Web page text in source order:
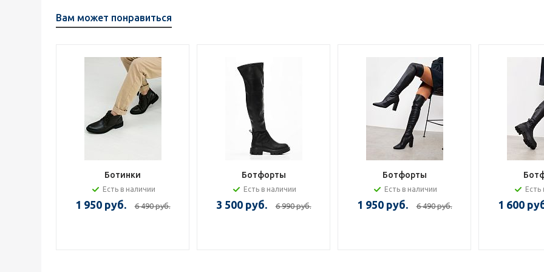
Вам может понравиться
Ботинки
Есть в наличии
1 950 руб. 6 490 руб.
Ботфорты
Есть в наличии
3 500 руб. 6 990 руб.
Ботфорты
Есть в наличии
1 950 руб. 6 490 руб.
Есть
1 600